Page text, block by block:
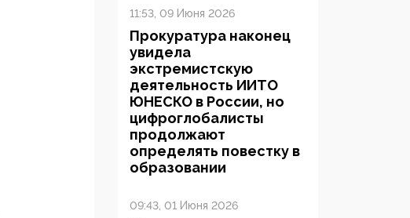
11:53, 09 Июня 2026
Прокуратура наконец
увидела
экстремистскую
деятельность ИИТО
ЮНЕСКО в России, но
цифроглобалисты
продолжают
определять повестку в
образовании
09:43, 01 Июня 2026